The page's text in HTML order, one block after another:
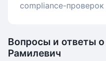
compliance-
Вопросы и ответы
Рамилевич